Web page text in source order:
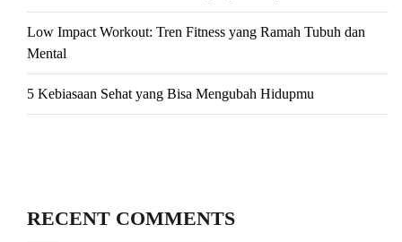
Low Impact Workout: Tren Fitness yang Ramah Tubuh dan
Mental
5 Kebiasaan Sehat yang Bisa Mengubah Hidupmu
RECENT COMMENTS